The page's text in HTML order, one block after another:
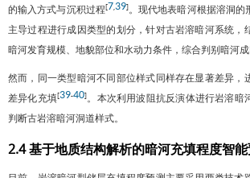
的输入方式与沉积过程[7,39]。现代地表暗河根据溶洞的
主导过程进行成因类型的划分，针对古岩溶暗河系统，
暗河发育规模、地貌部位和水动力条件，综合判别暗河成
然而，同一类型暗河不同部位样式同样存在显著差异，
差异化充填[39-40]。本次利用波阻抗反演体进行岩溶暗
判断古岩溶暗河洞道样式。
2.4 基于地质结构解析的暗河充填程度智